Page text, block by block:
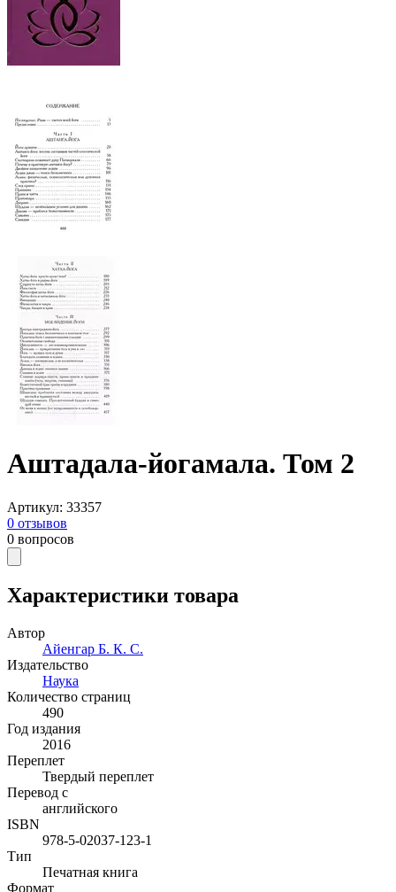
Аштадала-йогамала. Том 2
Артикул: 33357
0 отзывов
0 вопросов
Характеристики товара
Автор
Айенгар Б. К. С.
Издательство
Наука
Количество страниц
490
Год издания
2016
Переплет
Твердый переплет
Перевод с
английского
ISBN
978-5-02037-123-1
Тип
Печатная книга
Формат